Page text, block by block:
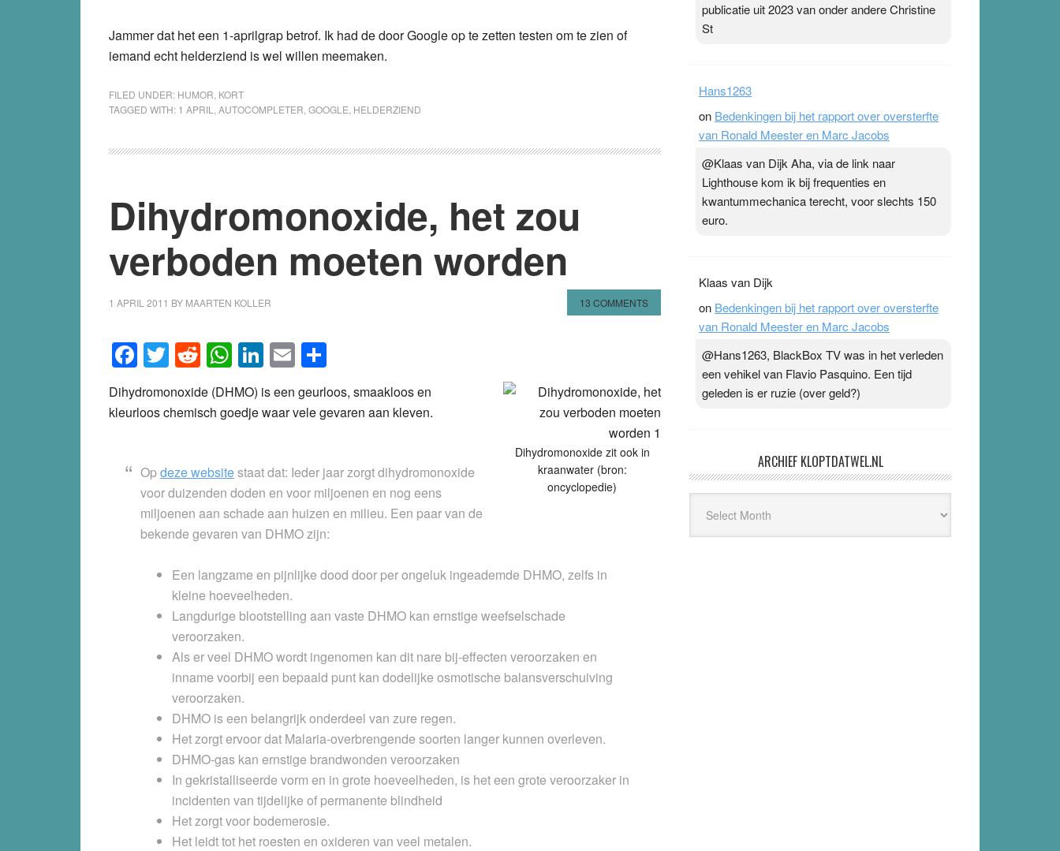
Jammer dat het een 1-aprilgrap betrof. Ik had de door Google op te zetten testen om te zien of
iemand echt helderziend is wel willen meemaken.
FILED UNDER: HUMOR KORT
TAGGED WITH: 1 APRIL AUTOCOMPLETER GOOGLE HELDERZIEND
Dihydromonoxide, het zou
verboden moeten worden
1 APRIL 2011 BY MAARTEN KOLLER 13 COMMENTS
Facebook
Twitter
Reddit
WhatsApp
LinkedIn
Email
Dihydromonoxide zit ook in
kraanwater (bron:
oncyclopedie)
Dihydromonoxide (DHMO) is een geurloos, smaakloos en
kleurloos chemisch goedje waar vele gevaren aan kleven.
Opdeze websitestaat dat: Ieder jaar zorgt dihydromonoxide
voor duizenden doden en voor miljoenen en nog eens
miljoenen aan schade aan huizen en milieu. Een paar van de
bekende gevaren van DHMO zijn:
Een langzame en pijnlijke dood door per ongeluk ingeademde DHMO, zelfs in
kleine hoeveelheden.
Langdurige blootstelling aan vaste DHMO kan ernstige weefselschade
veroorzaken.
Als er veel DHMO wordt ingenomen kan dit nare bij-effecten veroorzaken en
inname voorbij een bepaald punt kan dodelijke osmotische balansverschuiving
veroorzaken.
DHMO is een belangrijk onderdeel van zure regen.
Het zorgt ervoor dat Malaria-overbrengende soorten langer kunnen overleven.
DHMO-gas kan ernstige brandwonden veroorzaken
In gekristalliseerde vorm en in grote hoeveelheden, is het een grote veroorzaker in
incidenten van tijdelijke of permanente blindheid
Het zorgt voor bodemerosie.
Het leidt tot het roesten en oxideren van veel metalen.
publicatie uit 2023 van onder andere Christine
St
Hans1263
on Bedenkingen bij het rapport over oversterfte
van Ronald Meester en Marc Jacobs
@Klaas van Dijk Aha, via de link naar
Lighthouse kom ik bij frequenties en
kwantummechanica terecht, voor slechts 150
euro.
Klaas van Dijk
on Bedenkingen bij het rapport over oversterfte
van Ronald Meester en Marc Jacobs
@Hans1263, BlackBox TV was in het verleden
een vehikel van Flavio Pasquino. Een tijd
geleden is er ruzie (over geld?)
ARCHIEF KLOPTDATWEL.NL
Kloptdatwel.nl